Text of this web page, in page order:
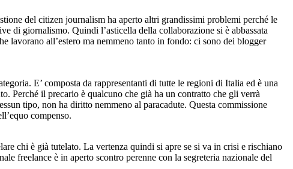
del citizen journalism ha aperto altri grandissimi problemi perché le
di giornalismo. Quindi l’asticella della collaborazione si è abbassata
lavorano all’estero ma nemmeno tanto in fondo: ci sono dei blogger
E’ composta da rappresentanti di tutte le regioni di Italia ed è una
Perché il precario è qualcuno che già ha un contratto che gli verrà
tipo, non ha diritto nemmeno al paracadute. Questa commissione
compenso.
chi è già tutelato. La vertenza quindi si apre se si va in crisi e rischiano
freelance è in aperto scontro perenne con la segreteria nazionale del